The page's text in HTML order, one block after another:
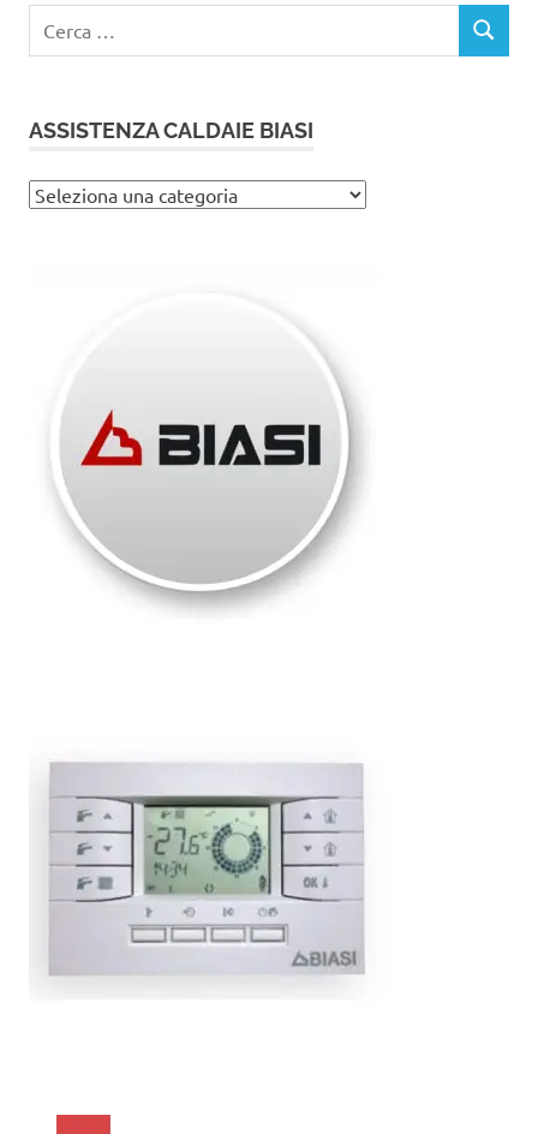
CERCA
ASSISTENZA CALDAIE BIASI
Assistenza